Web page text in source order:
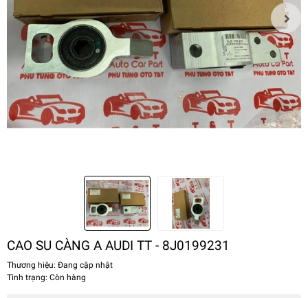
CAO SU CÀNG A AUDI TT - 8J0199231
Thương hiệu: Đang cập nhật
Tình trạng: Còn hàng